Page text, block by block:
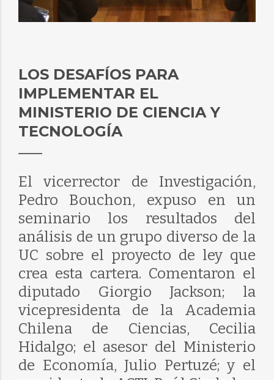
LOS DESAFÍOS PARA
IMPLEMENTAR EL
MINISTERIO DE CIENCIA Y
TECNOLOGÍA
El vicerrector de Investigación,
Pedro Bouchon, expuso en un
seminario los resultados del
análisis de un grupo diverso de la
UC sobre el proyecto de ley que
crea esta cartera. Comentaron el
diputado Giorgio Jackson; la
vicepresidenta de la Academia
Chilena de Ciencias, Cecilia
Hidalgo; el asesor del Ministerio
de Economía, Julio Pertuzé; y el